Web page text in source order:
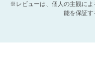
※レビューは、個人の主観によ
能を保証す